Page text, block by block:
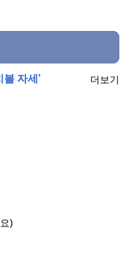
볼 자세' 더보기
)